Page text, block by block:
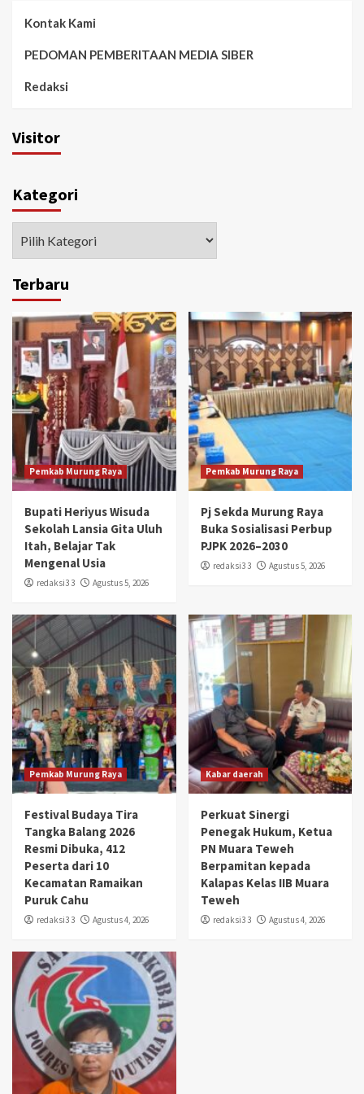
Kontak Kami
PEDOMAN PEMBERITAAN MEDIA SIBER
Redaksi
Visitor
Kategori
Terbaru
Pemkab Murung Raya
Bupati Heriyus Wisuda
Sekolah Lansia Gita Uluh
Itah, Belajar Tak
Mengenal Usia
redaksi3 3 Agustus 5, 2026
Pemkab Murung Raya
Pj Sekda Murung Raya
Buka Sosialisasi Perbup
PJPK 2026–2030
redaksi3 3 Agustus 5, 2026
Pemkab Murung Raya
Festival Budaya Tira
Tangka Balang 2026
Resmi Dibuka, 412
Peserta dari 10
Kecamatan Ramaikan
Puruk Cahu
redaksi3 3 Agustus 4, 2026
Kabar daerah
Perkuat Sinergi
Penegak Hukum, Ketua
PN Muara Teweh
Berpamitan kepada
Kalapas Kelas IIB Muara
Teweh
redaksi3 3 Agustus 4, 2026